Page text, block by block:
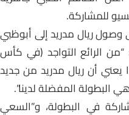
للمشاركة.
ريال مدريد إلى أبوظبي
الرائع التواجد (في كأس
أن ريال مدريد من جديد
المفضلة لدينا”.
في البطولة، و”السعي